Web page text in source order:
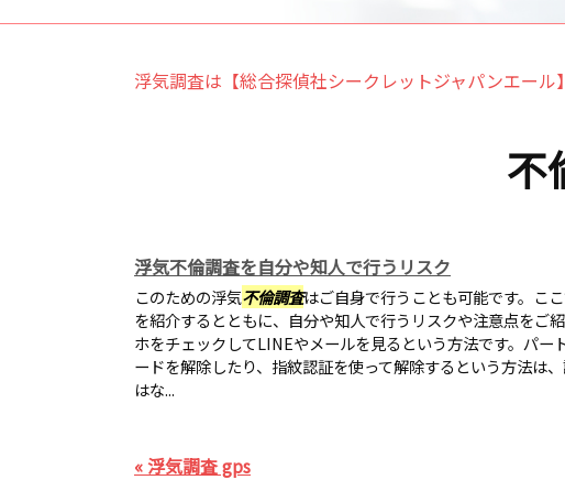
浮気調査は【総合探偵社シークレットジャパンエール
不
浮気不倫調査を自分や知人で行うリスク
このための浮気不倫調査はご自身で行うことも可能です。こ
を紹介するとともに、自分や知人で行うリスクや注意点をご
ホをチェックしてLINEやメールを見るという方法です。パー
ードを解除したり、指紋認証を使って解除するという方法は
はな...
« 浮気調査 gps